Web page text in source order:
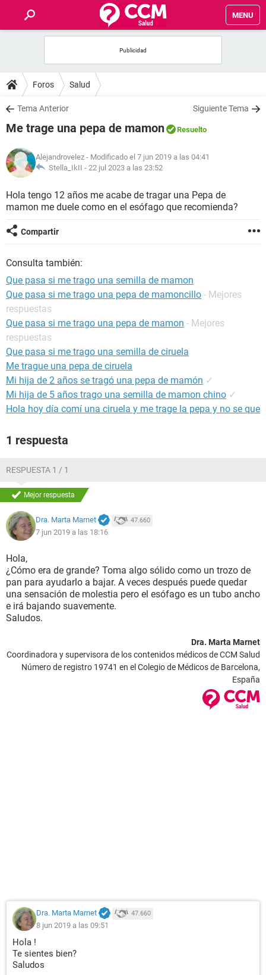
MENU
FOROS
SALUD
NUTRICIÓN
BIENESTAR
SEXUALIDAD
GLOSARIO
Foros Salud
Tema Anterior Siguiente Tema
Me trage una pepa de mamon Resuelto
Alejandrovelez - Modificado el 7 jun 2019 a las 04:41
Stella_IkII - 22 jul 2023 a las 23:52
Hola tengo 12 años me acabe de tragar una Pepa de
mamon me duele como en el esófago que recomienda?
Compartir
Consulta también:
Que pasa si me trago una semilla de mamon
Que pasa si me trago una pepa de mamoncillo - Mejores
respuestas
Que pasa si me trago una pepa de mamon - Mejores
respuestas
Que pasa si me trago una semilla de ciruela
Me trague una pepa de ciruela
Mi hija de 2 años se tragó una pepa de mamón ✓
Mi hija de 5 años trago una semilla de mamon chino ✓
Hola hoy día comí una ciruela y me trage la pepa y no se que
1 respuesta
RESPUESTA 1 / 1
Mejor respuesta
Dra. Marta Marnet 47.660
7 jun 2019 a las 18:16
Hola,
¿Cómo era de grande? Toma algo sólido como un trozo de
pan para ayudarlo a bajar. A veces después puede quedar
una sensación de molestia pero el esófago es un tubo ancho
e irá bajando suavemente.
Saludos.
Dra. Marta Marnet
Coordinadora y supervisora de los contenidos médicos de CCM Salud
Número de registro 19741 en el Colegio de Médicos de Barcelona,
España
Dra. Marta Marnet 47.660
8 jun 2019 a las 09:51
Hola !
Te sientes bien?
Saludos